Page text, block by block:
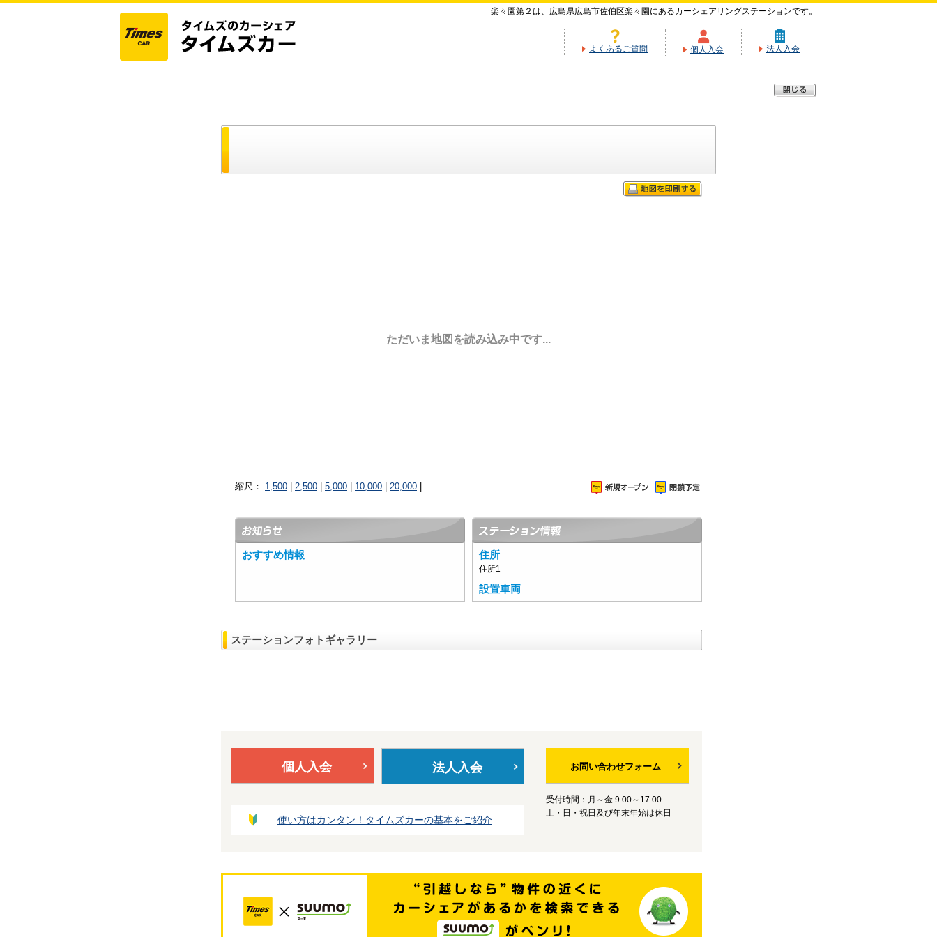
楽々園第２は、広島県広島市佐伯区楽々園にあるカーシェアリングステーションです。
よくあるご質問 個人入会 法人入会
ただいま地図を読み込み中です...
縮尺： 1,500 2,500 5,000 10,000 20,000
おすすめ情報 住所
住所1
設置車両
ステーションフォトギャラリー
個人入会 法人入会
使い方はカンタン！タイムズカーの基本をご紹介
お問い合わせフォーム
受付時間：月～金 9:00～17:00
土・日・祝日及び年末年始は休日